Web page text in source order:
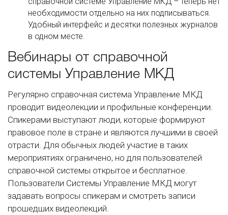
необходимости отдельно на них подписываться.
Удобный интерфейс и десятки полезных журналов
в одном месте.
Вебинары от справочной
системы Управление МКД
Регулярно справочная система Управление МКД
проводит видеолекции и профильные конференции.
Спикерами выступают люди, которые формируют
правовое поле в стране и являются лучшими в своей
отрасти. Для обычных людей участие в таких
мероприятиях ограничено, но для пользователей
справочной системы открытое и бесплатное.
Пользователи Системы Управление МКД могут
задавать вопросы спикерам и смотреть записи
прошедших видеолекций.